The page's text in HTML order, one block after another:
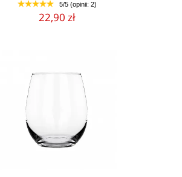
1 2 3 4 5 5/5 (opinii: 2)
22,90 zł